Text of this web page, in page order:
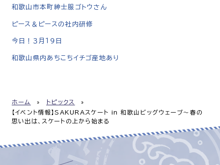
和歌山市本町紳士服ゴトウさん
ピース＆ピースの社内研修
今日！３月１９日
和歌山県内あちこちイチゴ産地あり
ホーム » トピックス
»
【イベント情報】SAKURAスケート in 和歌山ビッグウェーブ〜春の
思い出は、スケートの上から始まる